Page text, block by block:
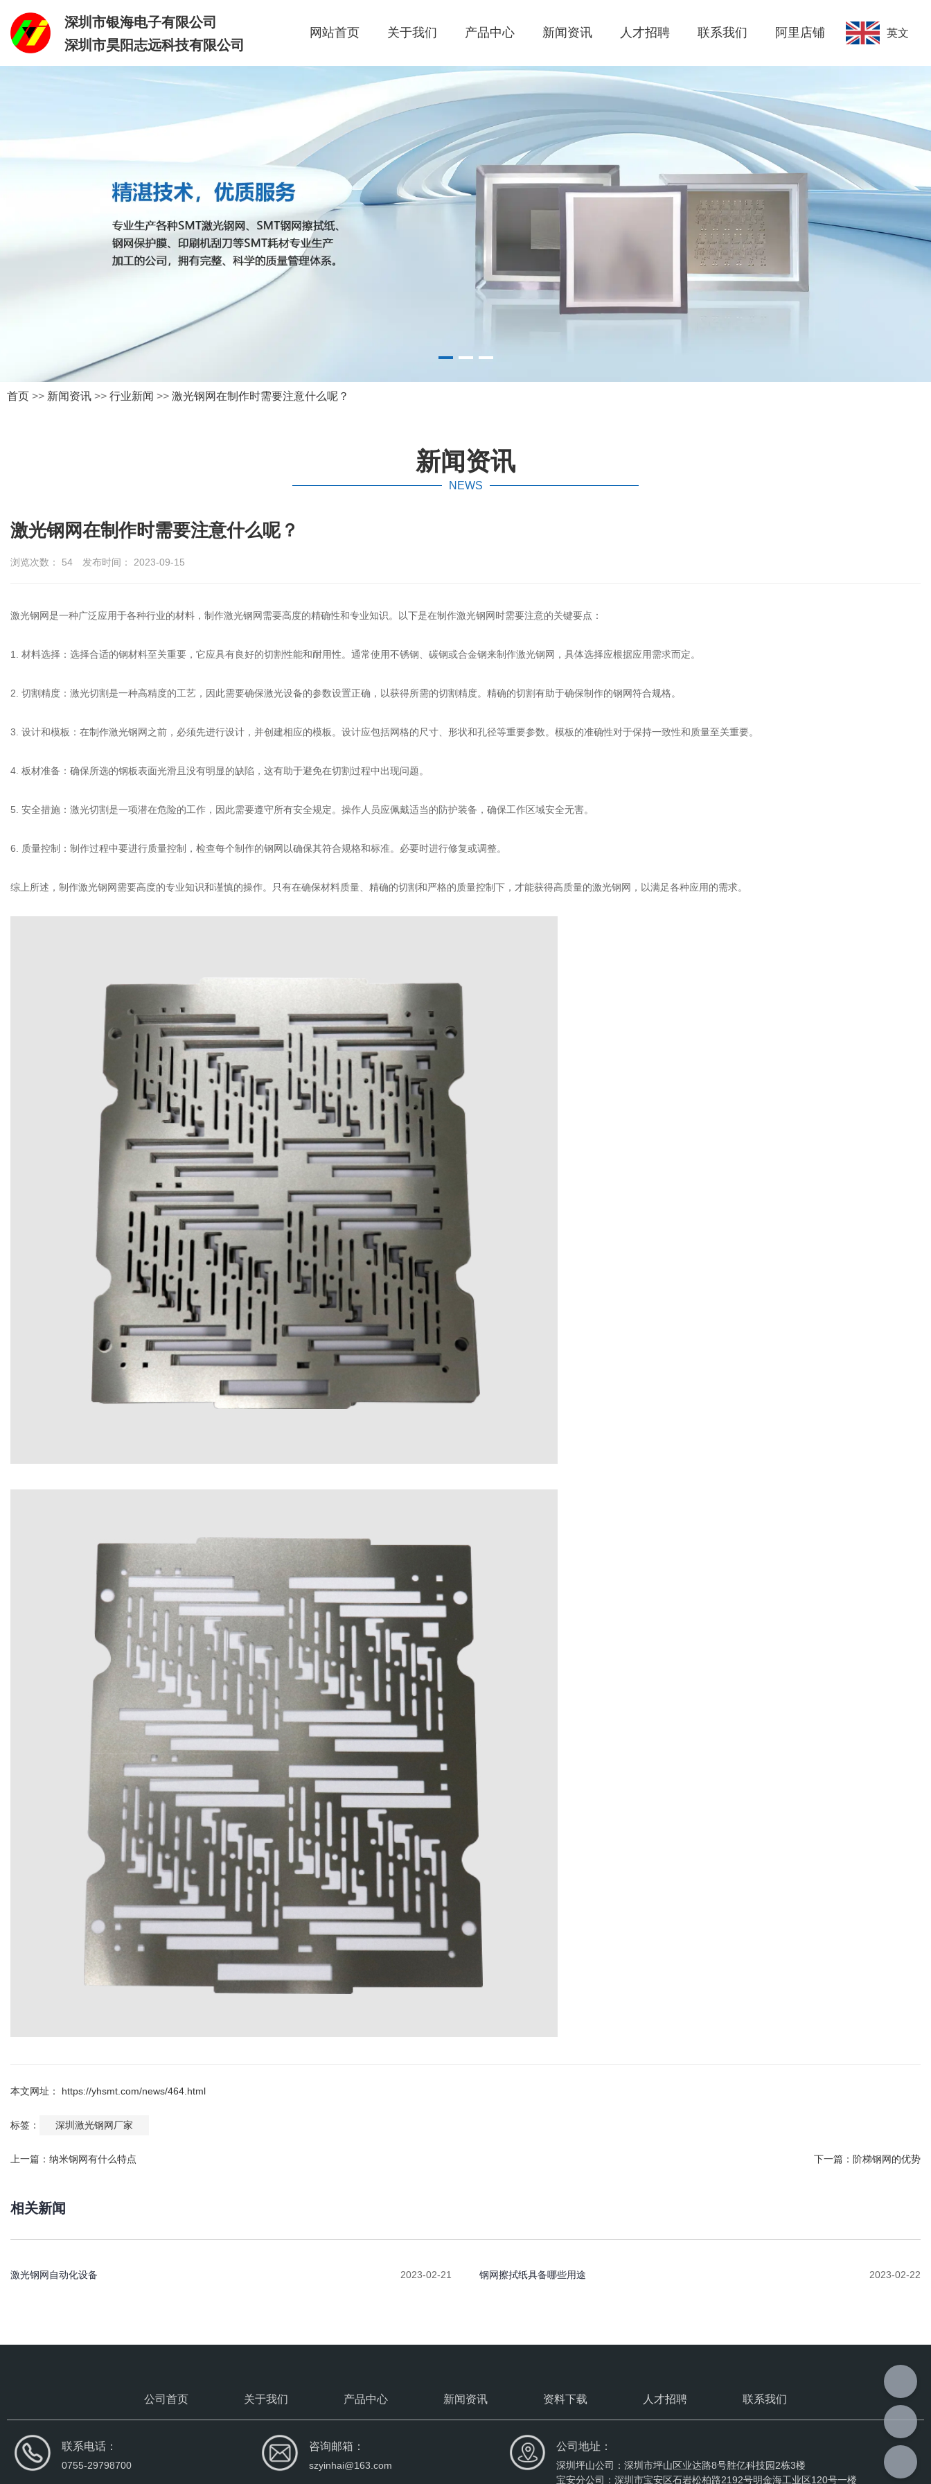
深圳市银海电子有限公司
深圳市昊阳志远科技有限公司
网站首页 关于我们 产品中心 新闻资讯 人才招聘 联系我们 阿里店铺 英文
首页 >> 新闻资讯 >> 行业新闻 >> 激光钢网在制作时需要注意什么呢？
新闻资讯
NEWS
激光钢网在制作时需要注意什么呢？
浏览次数： 54 发布时间： 2023-09-15
激光钢网是一种广泛应用于各种行业的材料，制作激光钢网需要高度的精确性和专业知识。以下是在制作激光钢网时需要注意的关键要点：
1. 材料选择：选择合适的钢材料至关重要，它应具有良好的切割性能和耐用性。通常使用不锈钢、碳钢或合金钢来制作激光钢网，具体选择应根据应用需求而定。
2. 切割精度：激光切割是一种高精度的工艺，因此需要确保激光设备的参数设置正确，以获得所需的切割精度。精确的切割有助于确保制作的钢网符合规格。
3. 设计和模板：在制作激光钢网之前，必须先进行设计，并创建相应的模板。设计应包括网格的尺寸、形状和孔径等重要参数。模板的准确性对于保持一致性和质量至关重要。
4. 板材准备：确保所选的钢板表面光滑且没有明显的缺陷，这有助于避免在切割过程中出现问题。
5. 安全措施：激光切割是一项潜在危险的工作，因此需要遵守所有安全规定。操作人员应佩戴适当的防护装备，确保工作区域安全无害。
6. 质量控制：制作过程中要进行质量控制，检查每个制作的钢网以确保其符合规格和标准。必要时进行修复或调整。
综上所述，制作激光钢网需要高度的专业知识和谨慎的操作。只有在确保材料质量、精确的切割和严格的质量控制下，才能获得高质量的激光钢网，以满足各种应用的需求。
本文网址： https://yhsmt.com/news/464.html
标签： 深圳激光钢网厂家
上一篇： 纳米钢网有什么特点 下一篇： 阶梯钢网的优势
相关新闻
2023-02-21
激光钢网自动化设备 2023-02-22
钢网擦拭纸具备哪些用途
公司首页 关于我们 产品中心 新闻资讯 资料下载 人才招聘 联系我们
联系电话：
0755-29798700
咨询邮箱：
szyinhai@163.com
公司地址：
深圳坪山公司：深圳市坪山区业达路8号胜亿科技园2栋3楼
宝安分公司：深圳市宝安区石岩松柏路2192号明金海工业区120号一楼